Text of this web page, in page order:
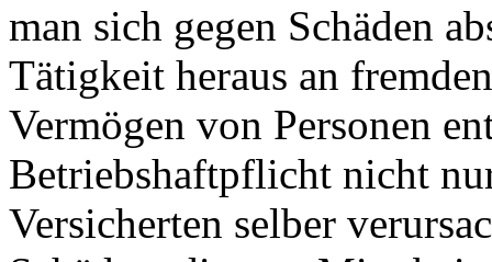
man sich gegen Schäden
Tätigkeit heraus an
Vermögen von Personen
Betriebshaftpflicht nicht
Versicherten selber